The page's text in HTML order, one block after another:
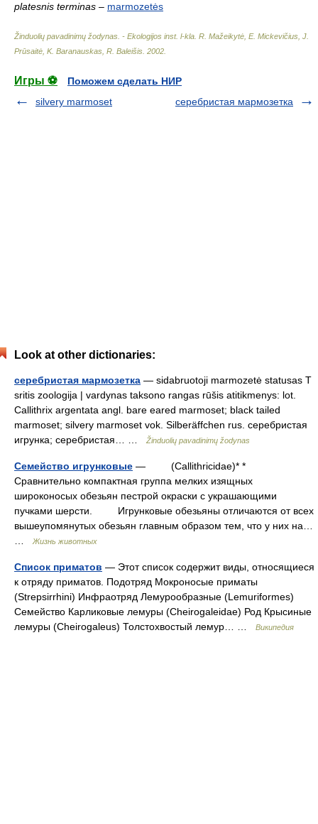
platesnis terminas – marmozetės
Žinduolių pavadinimų žodynas. - Ekologijos inst. l-kla R. Mažeikytė, E. Mickevičius, J.
Prūsaitė, K. Baranauskas, R. Baleišis 2002
Игры ⚽
Поможем сделать НИР
silvery marmoset
серебристая мармозетка
Look at other dictionaries:
серебристая мармозетка — sidabruotoji marmozetė statusas T
sritis zoologija | vardynas taksono rangas rūšis atitikmenys: lot.
Callithrix argentata angl. bare eared marmoset; black tailed
marmoset; silvery marmoset vok. Silberäffchen rus. серебристая
игрунка; серебристая… …
Žinduolių pavadinimų žodynas
Семейство игрунковые — (Callithricidae)* *
Сравнительно компактная группа мелких изящных
широконосых обезьян пестрой окраски с украшающими
пучками шерсти. Игрунковые обезьяны отличаются от всех
вышеупомянутых обезьян главным образом тем, что у них на…
Жизнь животных
Список приматов — Этот список содержит виды, относящиеся
к отряду приматов. Подотряд Мокроносые приматы
(Strepsirrhini) Инфраотряд Лемурообразные (Lemuriformes)
Семейство Карликовые лемуры (Cheirogaleidae) Род Крысиные
лемуры (Cheirogaleus) Толстохвостый лемур… …
Википедия